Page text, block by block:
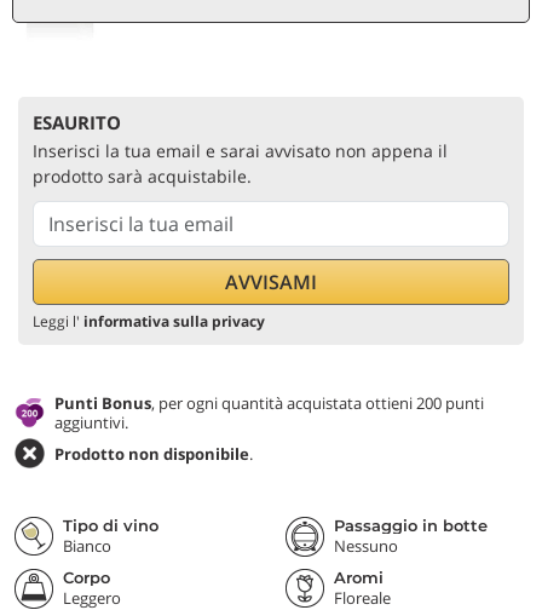
ESAURITO
Inserisci la tua email e sarai avvisato non appena il
prodotto sarà acquistabile.
Leggi l' informativa sulla privacy
Punti Bonus, per ogni quantità acquistata ottieni 200 punti
aggiuntivi.
Prodotto non disponibile.
Tipo di vino
Bianco
Passaggio in botte
Nessuno
Corpo
Leggero
Aromi
Floreale